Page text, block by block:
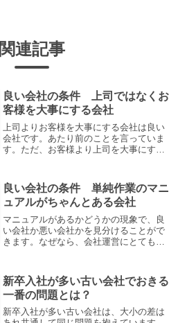
関連記事
良い会社の条件 上司ではなくお
客様を大事にする会社
上司よりお客様を大事にする会社は良い
会社です。あたり前のことを言っていま
す。ただ、お客様より上司を大事にする
を含めてわかりやすく解説します。
良い会社の条件 単純作業のマニ
ュアルがちゃんとある会社
マニュアルがあるかどうかの現象で、良
い会社か悪い会社かを見分けることがで
きます。なぜなら、会社運営にとても重
あるとなぜ良い会社なのかを解説しま
す。
新卒入社が多い古い会社でおきる
一番の問題とは？
新卒入社が多い古い会社は、大小の差は